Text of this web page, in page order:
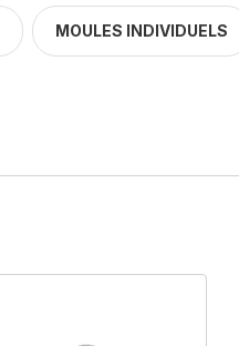
MOULES INDIVIDUELS